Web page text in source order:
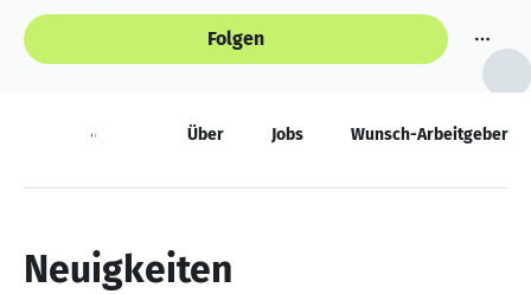
Folgen
Neuigkeiten Über Jobs Wunsch-Arbeitgeber
Neuigkeiten